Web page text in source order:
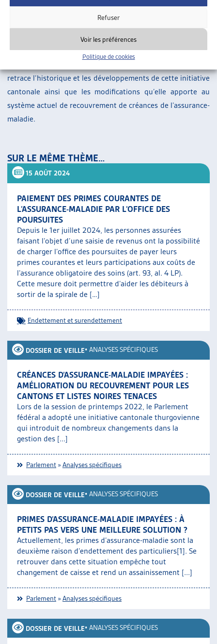
Refuser
Voir les préférences
Politique de cookies
adopté l’initiative 16.312 du Canton de Thurgovie, qui
apporte plusieurs modifications dans la gestion des primes
d’assurance-maladie impayées.
retrace l’historique et les développements de cette initiative
cantonale ainsi que les modifications qu’elle apporte au
système actuel de recouvrement de créances de l’assurance-
maladie.
SUR LE MÊME THÈME…
15 AOÛT 2024
PAIEMENT DES PRIMES COURANTES DE
L’ASSURANCE-MALADIE PAR L’OFFICE DES
POURSUITES
Depuis le 1er juillet 2024, les personnes assurées
faisant l’objet d’une saisie de revenus ont la possibilité
de charger l’office des poursuites de payer leurs
primes courantes et leurs participations aux coûts de
l’assurance obligatoire des soins (art. 93, al. 4 LP).
Cette mesure doit permettre d’aider les débiteurs à
sortir de la spirale de […]
Endettement et surendettement
DOSSIER DE VEILLE• ANALYSES SPÉCIFIQUES
CRÉANCES D’ASSURANCE-MALADIE IMPAYÉES :
AMÉLIORATION DU RECOUVREMENT POUR LES
CANTONS ET LISTES NOIRES TENACES
Lors de la session de printemps 2022, le Parlement
fédéral a adopté une initiative cantonale thurgovienne
qui introduit de nombreux changements dans la
gestion des [...]
Parlement »Analyses spécifiques
DOSSIER DE VEILLE• ANALYSES SPÉCIFIQUES
PRIMES D’ASSURANCE-MALADIE IMPAYÉES : À
PETITS PAS VERS UNE MEILLEURE SOLUTION ?
Actuellement, les primes d’assurance-maladie sont la
deuxième raison d’endettement des particuliers[1]. Se
retrouver dans cette situation empêche tout
changement de caisse et rend un assainissement [...]
Parlement »Analyses spécifiques
DOSSIER DE VEILLE• ANALYSES SPÉCIFIQUES